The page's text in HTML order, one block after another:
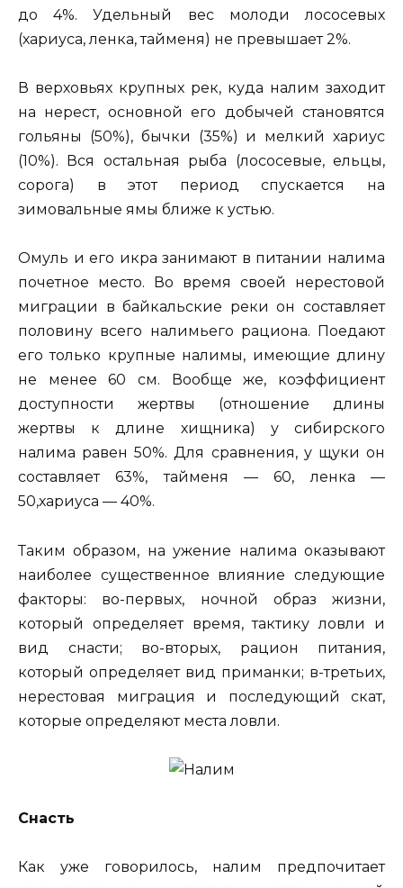
до 4%. Удельный вес молоди лососевых
(хариуса, ленка, тайменя) не превышает 2%.
В верховьях крупных рек, куда налим заходит
на нерест, основной его добычей становятся
гольяны (50%), бычки (35%) и мелкий хариус
(10%). Вся остальная рыба (лососевые, ельцы,
сорога) в этот период спускается на
зимовальные ямы ближе к устью.
Омуль и его икра занимают в питании налима
почетное место. Во время своей нерестовой
миграции в байкальские реки он составляет
половину всего налимьего рациона. Поедают
его только крупные налимы, имеющие длину
не менее 60 см. Вообще же, коэффициент
доступности жертвы (отношение длины
жертвы к длине хищника) у сибирского
налима равен 50%. Для сравнения, у щуки он
составляет 63%, тайменя — 60, ленка —
50,хариуса — 40%.
Таким образом, на ужение налима оказывают
наиболее существенное влияние следующие
факторы: во-первых, ночной образ жизни,
который определяет время, тактику ловли и
вид снасти; во-вторых, рацион питания,
который определяет вид приманки; в-третьих,
нерестовая миграция и последующий скат,
которые определяют места ловли.
Снасть
Как уже говорилось, налим предпочитает